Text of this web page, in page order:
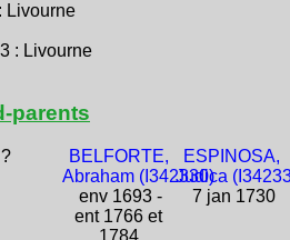
Livourne
: Livourne
parents
?
BELFORTE,
Abraham (I342330)
env 1693 -
ent 1766 et
ESPINOSA,
Judica
7 jan 1730